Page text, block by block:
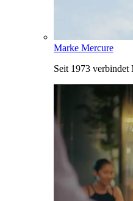
Marke Mercure
Seit 1973 verbindet